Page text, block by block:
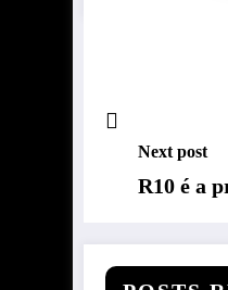
Next post
R10 é a